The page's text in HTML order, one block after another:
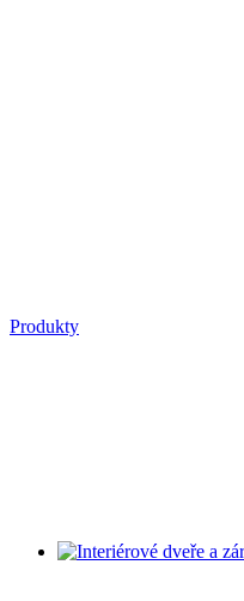
Produkty